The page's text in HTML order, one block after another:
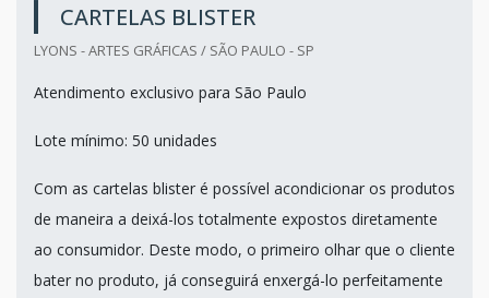
CARTELAS BLISTER
LYONS - ARTES GRÁFICAS / SÃO PAULO - SP
Atendimento exclusivo para São Paulo
Lote mínimo: 50 unidades
Com as cartelas blister é possível acondicionar os produtos
de maneira a deixá-los totalmente expostos diretamente
ao consumidor. Deste modo, o primeiro olhar que o cliente
bater no produto, já conseguirá enxergá-lo perfeitamente